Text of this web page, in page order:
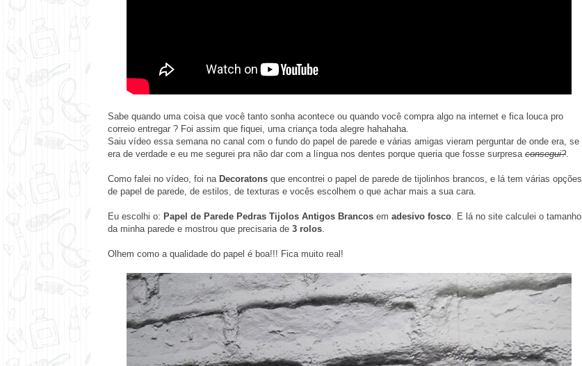
Sabe quando uma coisa que você tanto sonha acontece ou quando você compra algo na internet e fica louca pro
correio entregar ? Foi assim que fiquei, uma criança toda alegre hahahaha.
Saiu vídeo essa semana no canal com o fundo do papel de parede e várias amigas vieram perguntar de onde era, se
era de verdade e eu me segurei pra não dar com a língua nos dentes porque queria que fosse surpresa consegui?.
Como falei no vídeo, foi na Decoratons que encontrei o papel de parede de tijolinhos brancos, e lá tem várias opções
de papel de parede, de estilos, de texturas e vocês escolhem o que achar mais a sua cara.
Eu escolhi o: Papel de Parede Pedras Tijolos Antigos Brancos em adesivo fosco. E lá no site calculei o tamanho
da minha parede e mostrou que precisaria de 3 rolos.
Olhem como a qualidade do papel é boa!!! Fica muito real!